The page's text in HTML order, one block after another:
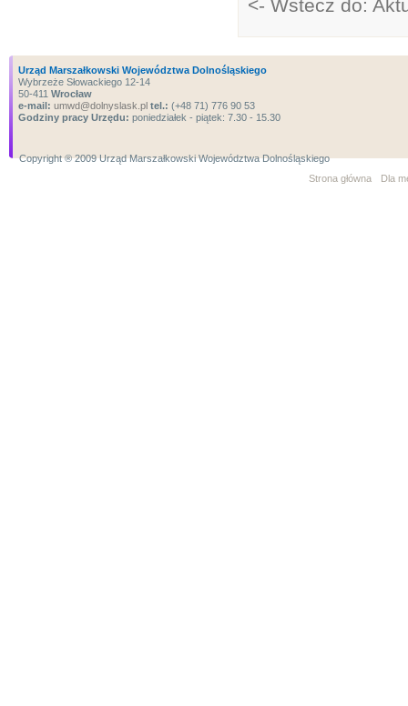
<- Wstecz do:
Urząd Marszałkowski Województwa Dolnośląskiego
Wybrzeże Słowackiego 12-14
50-411 Wrocław
e-mail: umwd@dolnyslask.pl tel.: (+48 71) 776 90 53
Godziny pracy Urzędu: poniedziałek - piątek: 7.30 - 15.30
Copyright ® 2009 Urząd Marszałkowski Województwa Dolnośląskiego
Strona główna
Dla